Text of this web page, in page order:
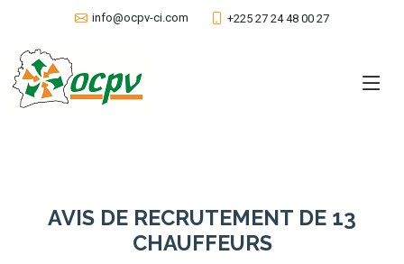
info@ocpv-ci.com +225 27 24 48 00 27
AVIS DE RECRUTEMENT DE 13
CHAUFFEURS